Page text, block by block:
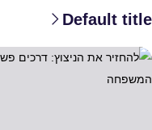
Default title
להחזיר את הניצוץ: דרכים